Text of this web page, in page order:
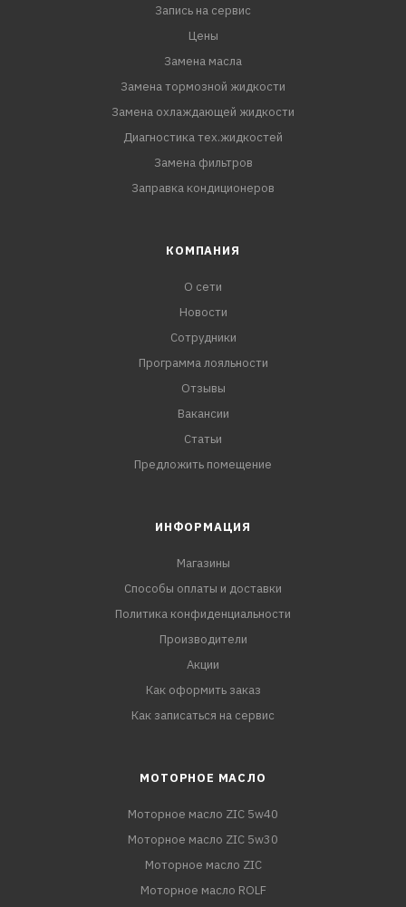
Запись на сервис
Цены
Замена масла
Замена тормозной жидкости
Замена охлаждающей жидкости
Диагностика тех.жидкостей
Замена фильтров
Заправка кондиционеров
КОМПАНИЯ
О сети
Новости
Сотрудники
Программа лояльности
Отзывы
Вакансии
Статьи
Предложить помещение
ИНФОРМАЦИЯ
Магазины
Способы оплаты и доставки
Политика конфиденциальности
Производители
Акции
Как оформить заказ
Как записаться на сервис
МОТОРНОЕ МАСЛО
Моторное масло ZIC 5w40
Моторное масло ZIC 5w30
Моторное масло ZIC
Моторное масло ROLF